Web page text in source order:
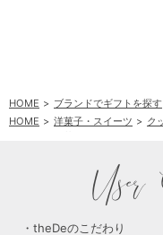
HOME ブランドでギフトを探す
HOME
洋菓子・スイーツ ク
User
theDeのこだわり